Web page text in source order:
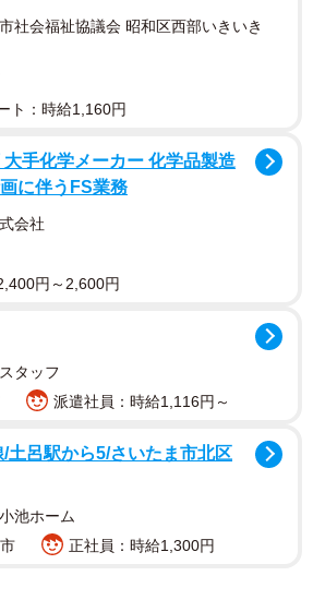
）、「40～44歳」（14.0%）、「45
50～54歳」（5.0%）、「55～59
以上」（1.0%）の人から回答を得た
見で重要だと思うのはどれですか？（提供画
社会福祉協議会 昭和区西部いきいき
ト：時給1,160円
手化学メーカー 化学品製造
に伴うFS業務
会社
円～2,600円
タッフ
派遣社員：時給1,116円～
土呂駅から5/さいたま市北区
池ホーム
正社員：時給1,300円